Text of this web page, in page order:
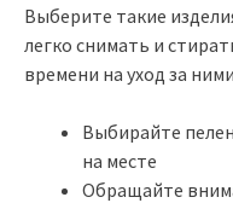
Выберите такие
легко снимать и
времени на уход за
Выбирайте
на месте
Обращайте